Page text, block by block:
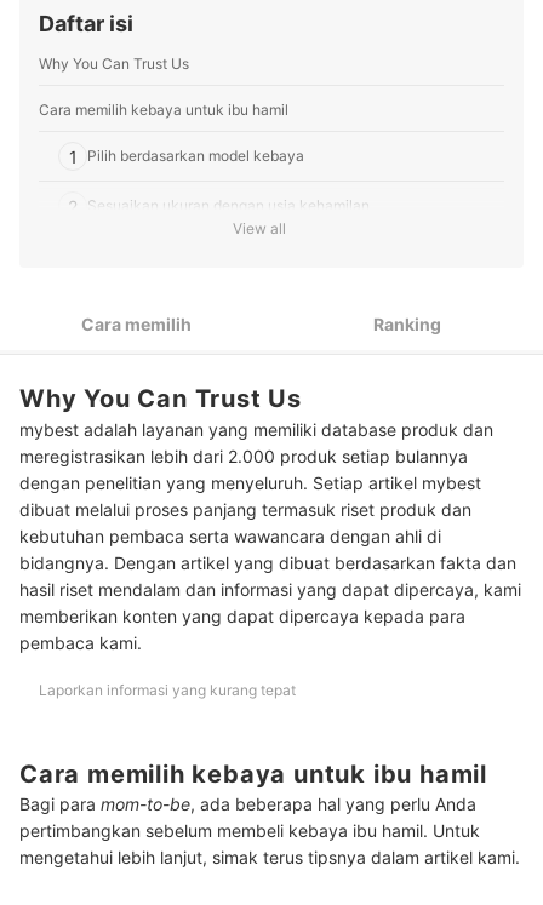
Profil Tim Editorial mybest
Daftar isi
Why You Can Trust Us
Cara memilih kebaya untuk ibu hamil
1 Pilih berdasarkan model kebaya
2 Sesuaikan ukuran dengan usia kehamilan
Baca juga rekomendasi kebaya lainnya di sini
View all
Cara memilih Ranking
Why You Can Trust Us
mybest adalah layanan yang memiliki database produk dan
meregistrasikan lebih dari 2.000 produk setiap bulannya
dengan penelitian yang menyeluruh. Setiap artikel mybest
dibuat melalui proses panjang termasuk riset produk dan
kebutuhan pembaca serta wawancara dengan ahli di
bidangnya. Dengan artikel yang dibuat berdasarkan fakta dan
hasil riset mendalam dan informasi yang dapat dipercaya, kami
memberikan konten yang dapat dipercaya kepada para
pembaca kami.
Laporkan informasi yang kurang tepat
Cara memilih kebaya untuk ibu hamil
Bagi para mom-to-be, ada beberapa hal yang perlu Anda
pertimbangkan sebelum membeli kebaya ibu hamil. Untuk
mengetahui lebih lanjut, simak terus tipsnya dalam artikel kami.